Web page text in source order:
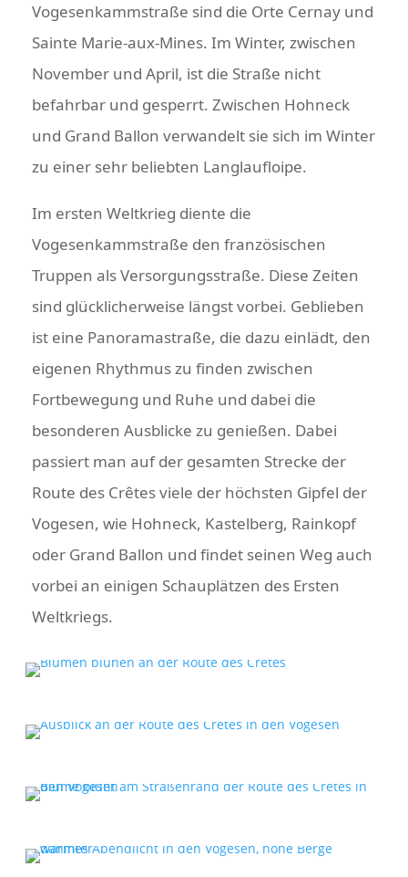
Vogesenkammstraße sind die Orte Cernay und
Sainte Marie-aux-Mines. Im Winter, zwischen
November und April, ist die Straße nicht
befahrbar und gesperrt. Zwischen Hohneck
und Grand Ballon verwandelt sie sich im Winter
zu einer sehr beliebten Langlaufloipe.
Im ersten Weltkrieg diente die
Vogesenkammstraße den französischen
Truppen als Versorgungsstraße. Diese Zeiten
sind glücklicherweise längst vorbei. Geblieben
ist eine Panoramastraße, die dazu einlädt, den
eigenen Rhythmus zu finden zwischen
Fortbewegung und Ruhe und dabei die
besonderen Ausblicke zu genießen. Dabei
passiert man auf der gesamten Strecke der
Route des Crêtes viele der höchsten Gipfel der
Vogesen, wie Hohneck, Kastelberg, Rainkopf
oder Grand Ballon und findet seinen Weg auch
vorbei an einigen Schauplätzen des Ersten
Weltkriegs.